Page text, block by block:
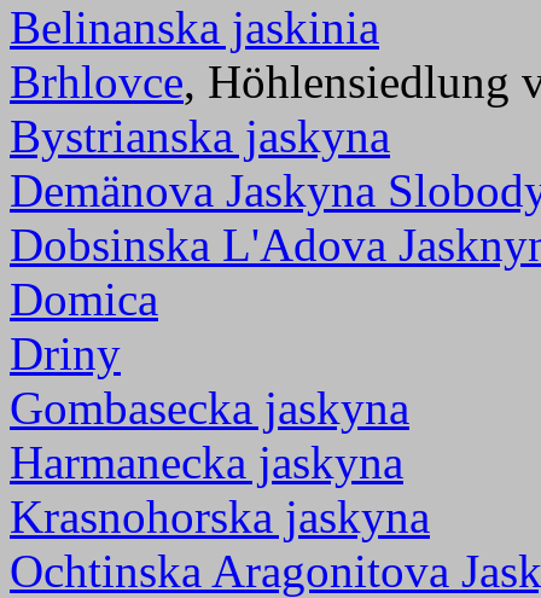
Belinanska jaskinia
Brhlovce, Höhlensiedlung
Bystrianska jaskyna
Demänova Jaskyna
Dobsinska L'Adova
Domica
Driny
Gombasecka jaskyna
Harmanecka jaskyna
Krasnohorska jaskyna
Ochtinska Aragonitova